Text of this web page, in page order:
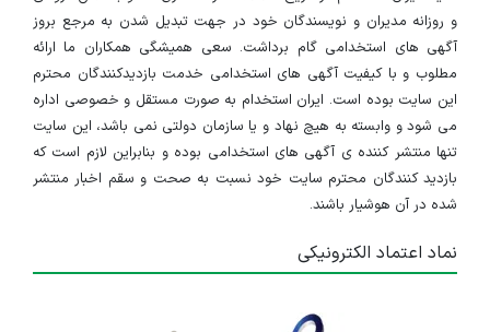
و روزانه مدیران و نویسندگان خود در جهت تبدیل شدن به مرجع بروز
آگهی های استخدامی گام برداشت. سعی همیشگی همکاران ما ارائه
مطلوب و با کیفیت آگهی های استخدامی خدمت بازدیدکنندگان محترم
این سایت بوده است. ایران استخدام به صورت مستقل و خصوصی اداره
می شود و وابسته به هیچ نهاد و یا سازمان دولتی نمی باشد، این سایت
تنها منتشر کننده ی آگهی های استخدامی بوده و بنابراین لازم است که
بازدید کنندگان محترم سایت خود نسبت به صحت و سقم اخبار منتشر
شده در آن هوشیار باشند.
نماد اعتماد الکترونیکی